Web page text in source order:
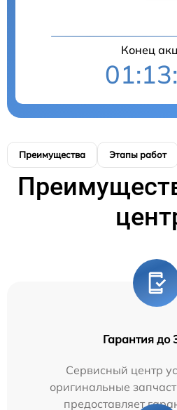
Конец
Преимущества Этапы работ
Гарантия до
Сервисный центр
оригинальные
предоставляет